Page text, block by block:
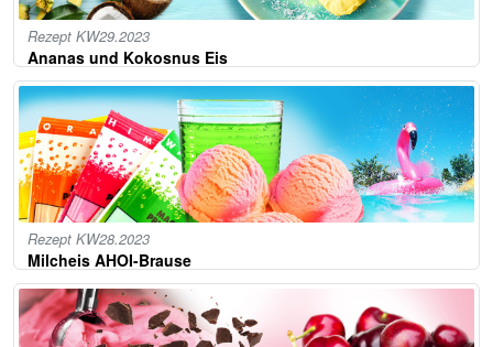
Rezept KW29.2023
Ananas und Kokosnus Eis
Rezept KW28.2023
Milcheis AHOI-Brause